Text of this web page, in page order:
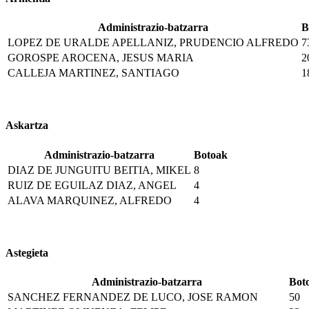
Administrazio-batzarra
LOPEZ DE URALDE APELLANIZ, PRUDENCIO ALFREDO
GOROSPE AROCENA, JESUS MARIA
CALLEJA MARTINEZ, SANTIAGO
Askartza
Administrazio-batzarra
Botoak
DIAZ DE JUNGUITU BEITIA, MIKEL 8
RUIZ DE EGUILAZ DIAZ, ANGEL
4
ALAVA MARQUINEZ, ALFREDO
4
Astegieta
Administrazio-batzarra
SANCHEZ FERNANDEZ DE LUCO, JOSE RAMON
50